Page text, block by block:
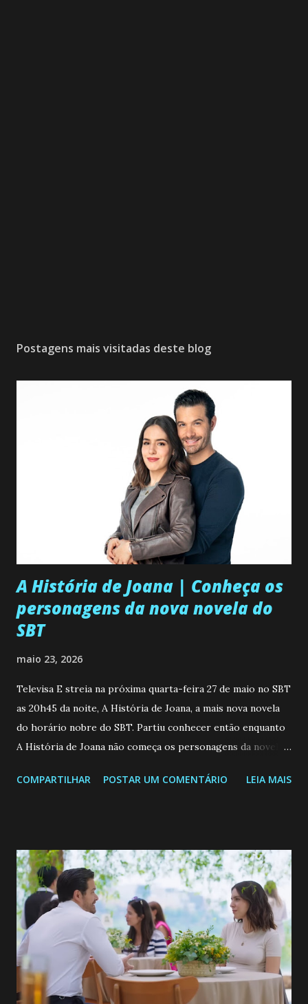
Postagens mais visitadas deste blog
A História de Joana | Conheça os
personagens da nova novela do
SBT
maio 23, 2026
Televisa E streia na próxima quarta-feira 27 de maio no SBT
as 20h45 da noite, A História de Joana, a mais nova novela
do horário nobre do SBT. Partiu conhecer então enquanto
A História de Joana não começa os personagens da novela?
de 25/05/26 a 31/05/26 JOANA GUADALUPE (Camila
permanecer virgem até encontrar o homem que realmente
ama, o que não é fácil, já que dedica todas as suas energias a
se aprimorar, trabalhando, estudando e se orgulhando de
ser a primeira mulher da família a ingressar na
universidade. Ela tem uma personalidade muito alegre, é
muito madura para a idade, determinada, criativa e
empática. Detesta injustiças e é uma ótima amiga. Pode ser
teimosa e muito persistente quando decide fazer algo.
COMPARTILHAR POSTAR UM COMENTÁRIO LEIA MAIS